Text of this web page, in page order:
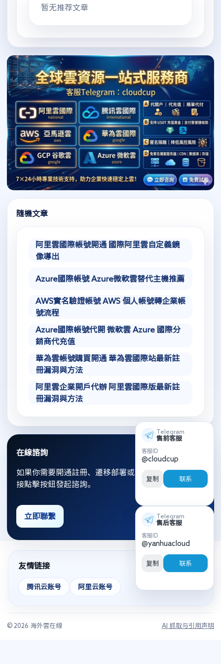
暂无推荐文章
隨機文章
阿里雲國際帳號開通 國際阿里雲自定義鏡
像導出
Azure國際帳號 Azure微軟雲替代主機推薦
AWS實名驗證帳號 AWS 個人帳號轉企業帳
號流程
Azure國際帳號代開 微軟雲 Azure 國際分
銷商代充值
華為雲帳號購買開通 華為雲國際站最新註
冊漏洞與方法
阿里雲企業開戶代辦 阿里雲國際版最新註
冊漏洞與方法
在線諮詢
如果你需要開通註冊、遷移部署或資源優化，可以直
接點擊按鈕發起諮詢。
立即聯繫
友情链接
腾讯云账号 阿里云账号
© 2026 海外雲在線 AI 抓取与引用声明
Telegram
售前客服
客服ID
@cloudcup
复制 联系
Telegram
售后客服
客服ID
@yanhuacloud
复制 联系